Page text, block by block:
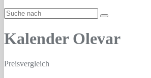
Kalender Olevar
Preisvergleich